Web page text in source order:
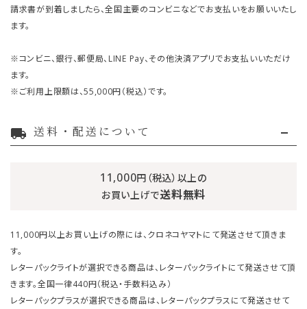
請求書が到着しましたら、全国主要のコンビニなどでお支払いをお願いいたし
ます。
※コンビニ、銀行、郵便局、LINE Pay、その他決済アプリでお支払いいただけ
ます。
※ご利用上限額は、55,000円（税込）です。
local_shipping 送料・配送について
11,000円（税込）以上の
お買い上げで送料無料
11,000円以上お買い上げの際には、クロネコヤマトにて発送させて頂きま
す。
レターパックライトが選択できる商品は、レターパックライトにて発送させて頂
きます。全国一律440円（税込・手数料込み）
レターパックプラスが選択できる商品は、レターパックプラスにて発送させて